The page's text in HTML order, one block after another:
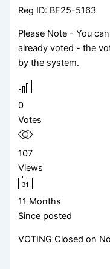
Reg ID: BF25-5163
Please Note - You
already voted - the
by the system.
0
Votes
107
Views
11 Months
Since posted
VOTING Closed on